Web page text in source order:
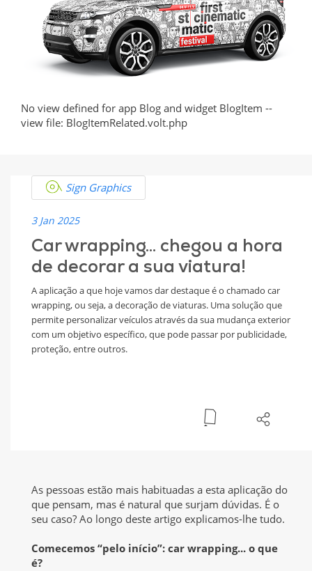
No view defined for app Blog and widget BlogItem --
view file: BlogItemRelated.volt.php
Sign Graphics
3 Jan 2025
Car wrapping... chegou a hora
de decorar a sua viatura!
A aplicação a que hoje vamos dar destaque é o chamado car
wrapping, ou seja, a decoração de viaturas. Uma solução que
permite personalizar veículos através da sua mudança exterior
com um objetivo específico, que pode passar por publicidade,
proteção, entre outros.
As pessoas estão mais habituadas a esta aplicação do
que pensam, mas é natural que surjam dúvidas. É o
seu caso? Ao longo deste artigo explicamos-lhe tudo.
Comecemos “pelo início”: car wrapping... o que
é?
Viatura
com
Viatura?